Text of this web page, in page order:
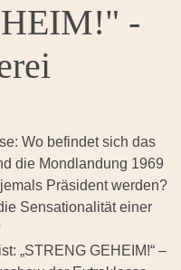
-
Wo befindet sich das
die Mondlandung 1969
Präsident werden?
Sensationalität einer
„STRENG GEHEIM!“ –